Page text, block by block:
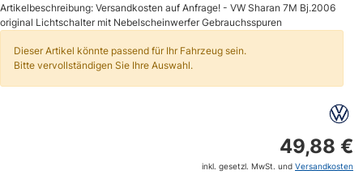
Artikelbeschreibung: Versandkosten auf Anfrage! - VW Sharan 7M Bj.2006
original Lichtschalter mit Nebelscheinwerfer Gebrauchsspuren
Dieser Artikel könnte passend für Ihr Fahrzeug sein.
Bitte vervollständigen Sie Ihre Auswahl.
49,88 €
inkl. gesetzl. MwSt. und Versandkosten